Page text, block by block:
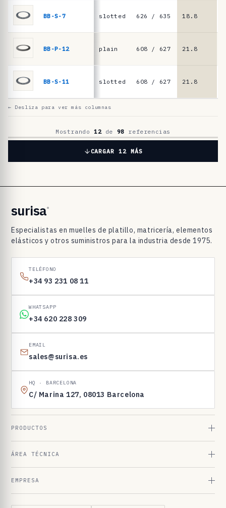
e
p
l
l
p
r
r
o
d
a
m
s
BB-S-7 slotted 626 / 635 18.8
BB-P-12 plain 608 / 627 21.8
BB-S-11 slotted 608 / 627 21.8
← Desliza para ver más columnas
Mostrando 12de 98 referencias
CARGAR 12 MÁS
surisa®
Especialistas en muelles de platillo, matricería, elementos
elásticos y otros suministros para la industria desde 1975.
TELÉFONO
+34 93 231 08 11
WHATSAPP
+34 620 228 309
EMAIL
sales@surisa.es
HQ · BARCELONA
C/ Marina 127, 08013 Barcelona
PRODUCTOS
ÁREA TÉCNICA
EMPRESA